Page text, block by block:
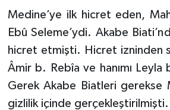
Medine’ye ilk hicret eden,
Ebû Seleme’ydi. Akabe
hicret etmişti. Hicret izninden
Âmir b. Rebîa ve hanımı
Gerek Akabe Biatleri gerekse
gizlilik içinde gerçekleştirilmişti.
Mersin Müftülüğü
Muğla Müftülüğü
Muş Müftülüğü